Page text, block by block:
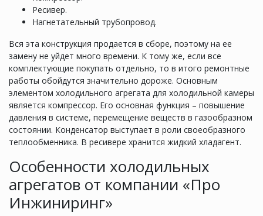
Ресивер.
Нагнетательный трубопровод.
Вся эта конструкция продается в сборе, поэтому на ее
замену не уйдет много времени. К тому же, если все
комплектующие покупать отдельно, то в итого ремонтные
работы обойдутся значительно дороже. Основным
элементом холодильного агрегата для холодильной камеры
является компрессор. Его основная функция – повышение
давления в системе, перемещение веществ в газообразном
состоянии. Конденсатор выступает в роли своеобразного
теплообменника. В ресивере хранится жидкий хладагент.
Особенности холодильных
агрегатов от компании «Про
Инжиниринг»